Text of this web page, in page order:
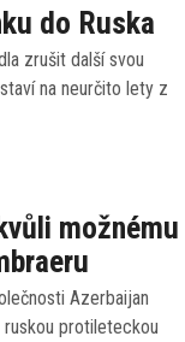
do Ruska
zrušit další svou
na neurčito lety z
možnému
Azerbaijan
protileteckou